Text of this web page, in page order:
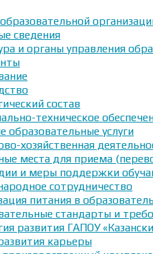
сведения
и органы управления
состав
техническое
образовательные услуги
хозяйственная
места для приема
и меры поддержки
сотрудничество
питания в
стандарты и
развития ГАПОУ
карьеры